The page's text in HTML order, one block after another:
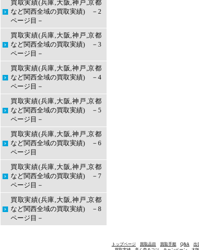
買取実績(兵庫,大阪,神戸,京都
など関西全域の買取実績) －2
ページ目－
買取実績(兵庫,大阪,神戸,京都
など関西全域の買取実績) －3
ページ目－
買取実績(兵庫,大阪,神戸,京都
など関西全域の買取実績) －4
ページ目－
買取実績(兵庫,大阪,神戸,京都
など関西全域の買取実績) －5
ページ目－
買取実績(兵庫,大阪,神戸,京都
など関西全域の買取実績) －6
ページ目
買取実績(兵庫,大阪,神戸,京都
など関西全域の買取実績) －7
ページ目－
買取実績(兵庫,大阪,神戸,京都
など関西全域の買取実績) －8
ページ目－
トップページ 買取品目 買取手順 Q&A 出